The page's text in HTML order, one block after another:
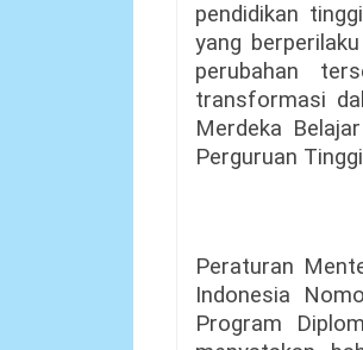
pendidikan
yang
perubahan
transformasi
Merdeka
Perguruan
Peraturan
Indonesia
Program